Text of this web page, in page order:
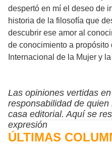
despertó en mí el deseo de
historia de la filosofía que
descubrir ese amor al
de conocimiento a propósito
Internacional de la Mujer y
Las opiniones vertidas
responsabilidad de
casa editorial. Aquí se
expresión
ÚLTIMAS